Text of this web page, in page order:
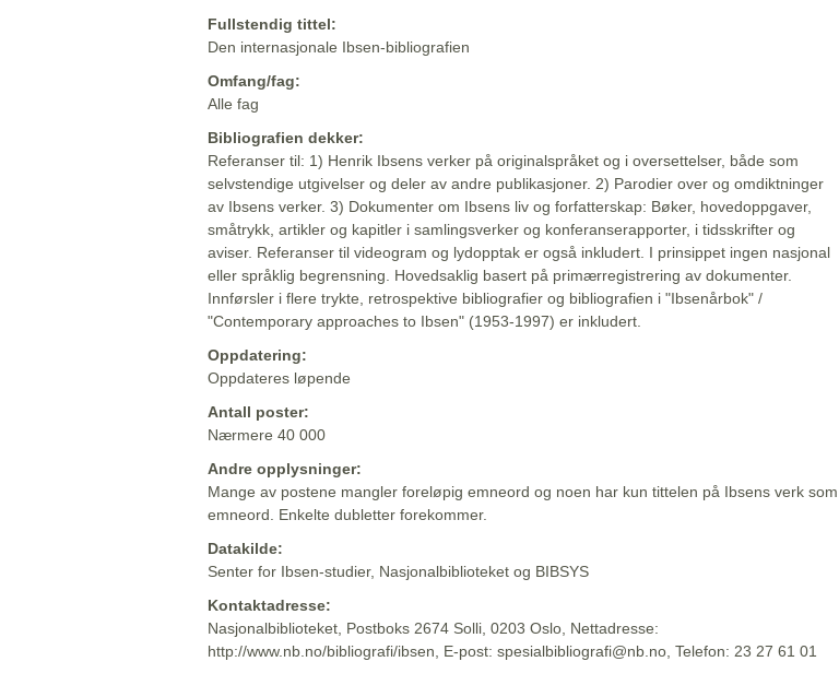
Fullstendig tittel:
Den internasjonale Ibsen-bibliografien
Omfang/fag:
Alle fag
Bibliografien dekker:
Referanser til: 1) Henrik Ibsens verker på originalspråket og i oversettelser, både som
selvstendige utgivelser og deler av andre publikasjoner. 2) Parodier over og omdiktninger
av Ibsens verker. 3) Dokumenter om Ibsens liv og forfatterskap: Bøker, hovedoppgaver,
småtrykk, artikler og kapitler i samlingsverker og konferanserapporter, i tidsskrifter og
aviser. Referanser til videogram og lydopptak er også inkludert. I prinsippet ingen nasjonal
eller språklig begrensning. Hovedsaklig basert på primærregistrering av dokumenter.
Innførsler i flere trykte, retrospektive bibliografier og bibliografien i "Ibsenårbok" /
"Contemporary approaches to Ibsen" (1953-1997) er inkludert.
Oppdatering:
Oppdateres løpende
Antall poster:
Nærmere 40 000
Andre opplysninger:
Mange av postene mangler foreløpig emneord og noen har kun tittelen på Ibsens verk som
emneord. Enkelte dubletter forekommer.
Datakilde:
Senter for Ibsen-studier, Nasjonalbiblioteket og BIBSYS
Kontaktadresse:
Nasjonalbiblioteket, Postboks 2674 Solli, 0203 Oslo, Nettadresse:
http://www.nb.no/bibliografi/ibsen, E-post: spesialbibliografi@nb.no, Telefon: 23 27 61 01